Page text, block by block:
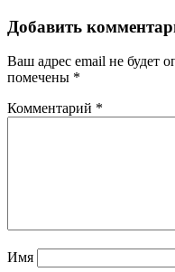
Добавить
Ваш адрес email не будет
помечены *
Комментарий *
Имя